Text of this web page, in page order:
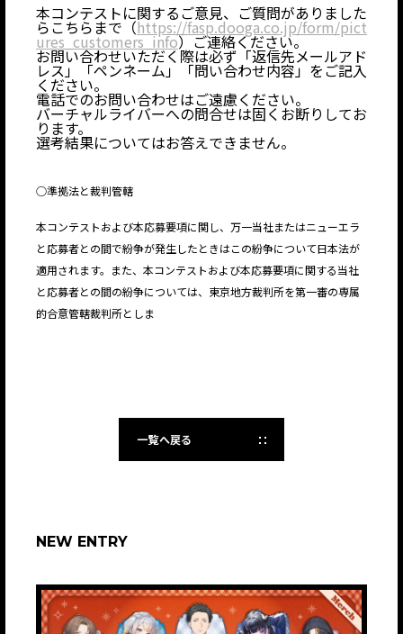
JP
本コンテストに関するご意見、ご質問がありました
らこちらまで（https://fasp.dooga.co.jp/form/pict
ures_customers_info）ご連絡ください。
お問い合わせいただく際は必ず「返信先メールアド
レス」「ペンネーム」「問い合わせ内容」をご記入
ください。
電話でのお問い合わせはご遠慮ください。
バーチャルライバーへの問合せは固くお断りしてお
ります。
選考結果についてはお答えできません。
○準拠法と裁判管轄
本コンテストおよび本応募要項に関し、万一当社またはニューエラ
と応募者との間で紛争が発生したときはこの紛争について日本法が
適用されます。また、本コンテストおよび本応募要項に関する当社
と応募者との間の紛争については、東京地方裁判所を第一審の専属
的合意管轄裁判所としま
一覧へ戻る
NEW ENTRY